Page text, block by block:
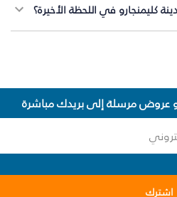
كليمنجارو في اللحظة الأخيرة؟
مرسلة إلى بريدك مباشرة
اشترك